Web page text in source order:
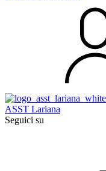
ASST Lariana
Seguici su